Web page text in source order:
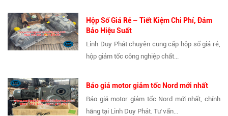
Hộp Số Giá Rẻ – Tiết Kiệm Chi Phí, Đảm
Bảo Hiệu Suất
Linh Duy Phát chuyên cung cấp hộp số giá rẻ,
hộp giảm tốc công nghiệp chất...
Báo giá motor giảm tốc Nord mới nhất
Báo giá motor giảm tốc Nord mới nhất, chính
hãng tại Linh Duy Phát. Tư vấn...